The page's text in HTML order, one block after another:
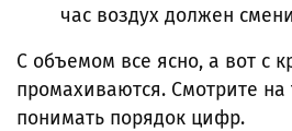
час воздух должен
С объемом все ясно, а вот с
промахиваются. Смотрите на
понимать порядок цифр.